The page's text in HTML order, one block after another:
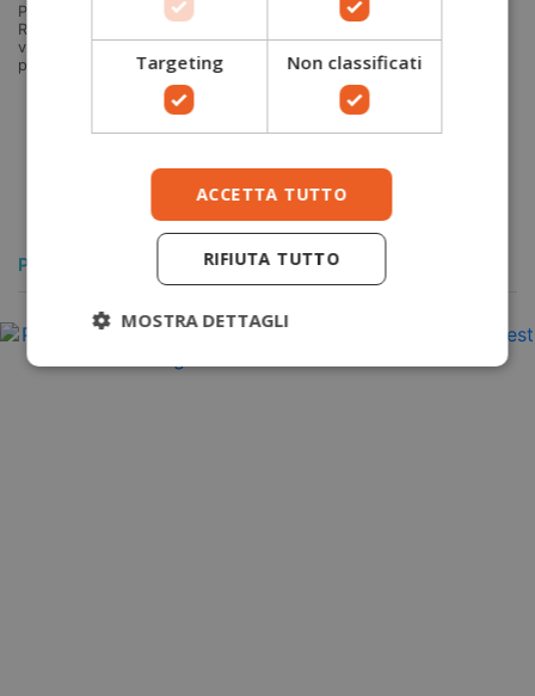
Pantalone Combat a 2 bande alta visibilità Pantalone alta visibilità,
RIS, con finitura antimacchia Specifiche: certificato RIS e alta
visibilità, anti uv, e tasche per protezione ginocchia Materiali:
poliestere-cotone Colori: Arancione - - TABELLA TAGLIE
Aggiungi al carrello
POTREBBERO PIACERTI ANCHE
Targeting Non classificati
ACCETTA TUTTO
RIFIUTA TUTTO
MOSTRA DETTAGLI